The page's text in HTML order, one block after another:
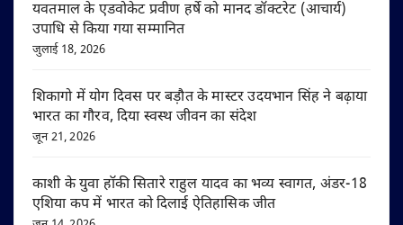
यवतमाल के एडवोकेट प्रवीण हर्षे को मानद डॉक्टरेट (आचार्य)
उपाधि से किया गया सम्मानित
जुलाई 18, 2026
शिकागो में योग दिवस पर बड़ौत के मास्टर उदयभान सिंह ने बढ़ाया
भारत का गौरव, दिया स्वस्थ जीवन का संदेश
जून 21, 2026
काशी के युवा हॉकी सितारे राहुल यादव का भव्य स्वागत, अंडर-18
एशिया कप में भारत को दिलाई ऐतिहासिक जीत